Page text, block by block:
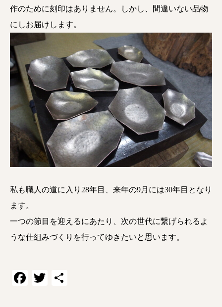
作のために刻印はありません。しかし、間違いない品物
にしお届けします。
私も職人の道に入り28年目、来年の9月には30年目となり
ます。
一つの節目を迎えるにあたり、次の世代に繋げられるよ
うな仕組みづくりを行ってゆきたいと思います。
Facebook
Twitter